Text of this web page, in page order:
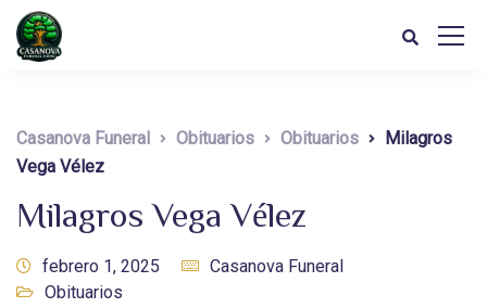
Casanova Funeral Obituarios Obituarios
Milagros
Vega Vélez
Milagros Vega Vélez
febrero 1, 2025
Casanova Funeral
Obituarios